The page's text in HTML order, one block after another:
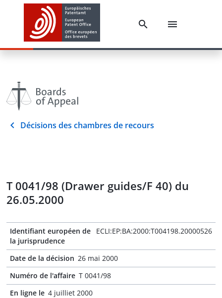
Décisions des chambres de recours
T 0041/98 (Drawer guides/F 40) du
26.05.2000
Identifiant européen de
la jurisprudence
ECLI:EP:BA:2000:T004198.20000526
Date de la décision 26 mai 2000
Numéro de l'affaire T 0041/98
En ligne le 4 juilliet 2000